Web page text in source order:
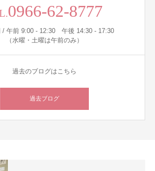
0966-62-8777
/ 午前 9:00 - 12:30 午後 14:30 - 17:30
（水曜・土曜は午前のみ）
過去のブログはこちら
過去ブログ